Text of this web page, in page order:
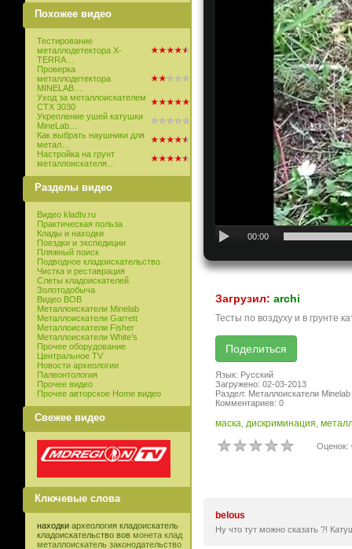
Похожее видео
Тестирование
металлодетектора X-
TERRA…
Проверка
металлодетектора
MINELAB…
Уход за металлоискателем
СТХ 3030
Укрепление ушей катушки
MineLab…
Как выбрать наушники для
метал…
Настройка на грунт
металлоискателя…
Разделы видео
Видео kladtv.ru
Практическая польза
Клады и находки
Поездки и экспедиции
Пляжный поиск
Подводное кладоискательство
Чистка и реставрация
Слеты кладоискателей
Золотодобыча
Видео ВОВ
Металлоискатели Minelab
Металлоискатели Garrett
Металлоискатели Fisher
Металлоискатели White’s
Прочее оборудование
Центральное TV
Новости археологии
Палеонтология
Прочее видео
Прочее авторское Home видео
Свежее видео
Ключевые слова
находки археология кладоискатель
кладоискательство вов монета клад
металлоискатель законодательство
00:00
Загрузил: archi
Тесты по воздуху и в грунте
Язык: Русский
Загружено: 02-03-2013
Раздел: Металлоискатели Minelab
Комментариев: 0
маска, дискриминация,
Оценок:
belous
Ну что тут можно сказать ?!